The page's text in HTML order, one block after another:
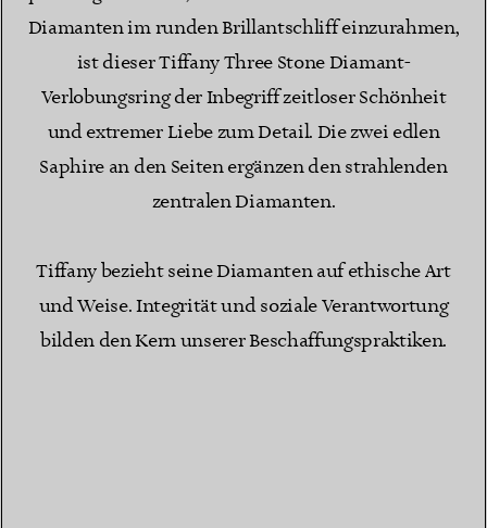
Diamanten im runden Brillantschliff einzurahmen,
ist dieser Tiffany Three Stone Diamant-
Verlobungsring der Inbegriff zeitloser Schönheit
und extremer Liebe zum Detail. Die zwei edlen
Saphire an den Seiten ergänzen den strahlenden
zentralen Diamanten.
Tiffany bezieht seine Diamanten auf ethische Art
und Weise. Integrität und soziale Verantwortung
bilden den Kern unserer Beschaffungspraktiken.